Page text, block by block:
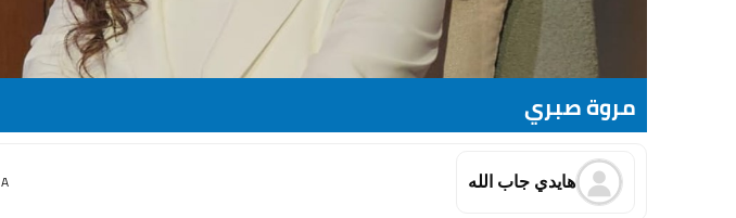
مروة صبري
هايدي جاب الله A